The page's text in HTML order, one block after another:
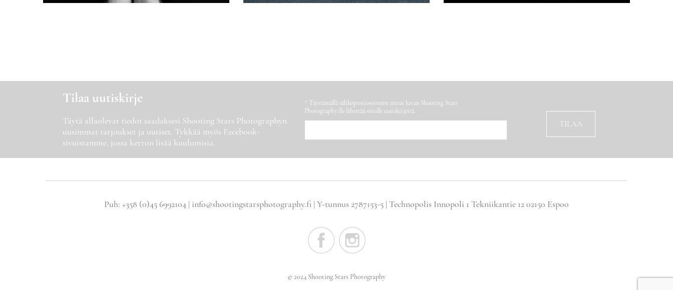
Tilaa uutiskirje
Täytä allaolevat tiedot saadaksesi Shooting Stars Photographyn
uusimmat tarjoukset ja uutiset. Tykkää myös Facebook-
sivuistamme, jossa kerron lisää kuulumisia.
* Täyttämällä sähköpostiosoitteen annat luvan Shooting Stars
Photography:lle lähettää sinulle uutiskirjeitä.
Puh: +358 (0)45 6992104 | info@shootingstarsphotography.fi | Y-tunnus 2787153-5 | Technopolis Innopoli 1 Tekniikantie 12 02150 Espoo
© 2024 Shooting Stars Photography